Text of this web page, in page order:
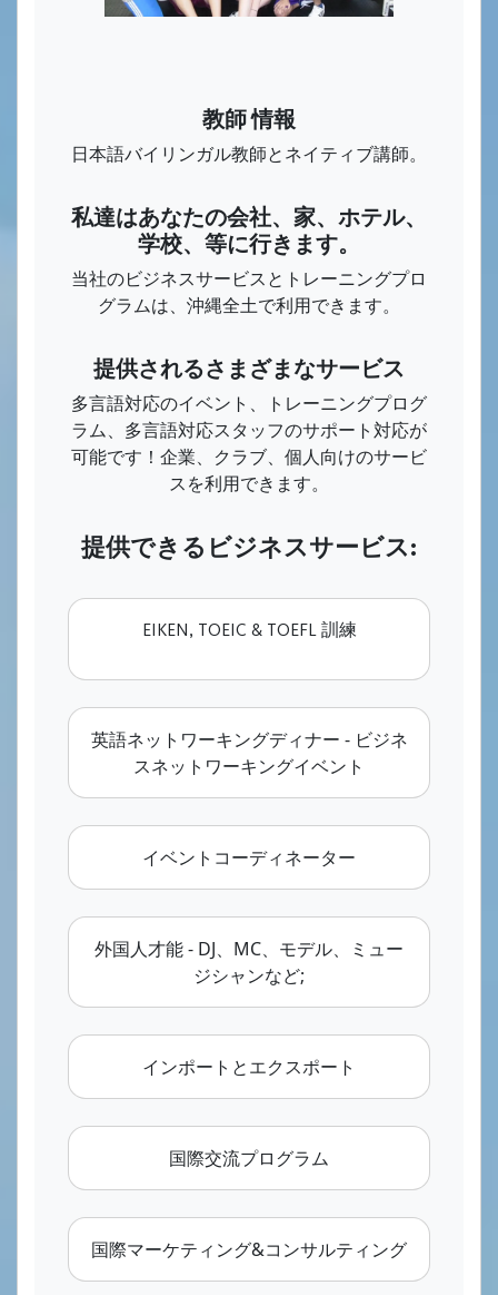
教師 情報
日本語バイリンガル教師とネイティブ講師。
私達はあなたの会社、家、ホテル、
学校、等に行きます。
当社のビジネスサービスとトレーニングプロ
グラムは、沖縄全土で利用できます。
提供されるさまざまなサービス
多言語対応のイベント、トレーニングプログ
ラム、多言語対応スタッフのサポート対応が
可能です！企業、クラブ、個人向けのサービ
スを利用できます。
提供できるビジネスサービス:
EIKEN, TOEIC & TOEFL 訓練
英語ネットワーキングディナー - ビジネ
スネットワーキングイベント
イベントコーディネーター
外国人才能 - DJ、MC、モデル、ミュー
ジシャンなど;
インポートとエクスポート
国際交流プログラム
国際マーケティング&コンサルティング